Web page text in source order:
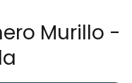
Murillo -